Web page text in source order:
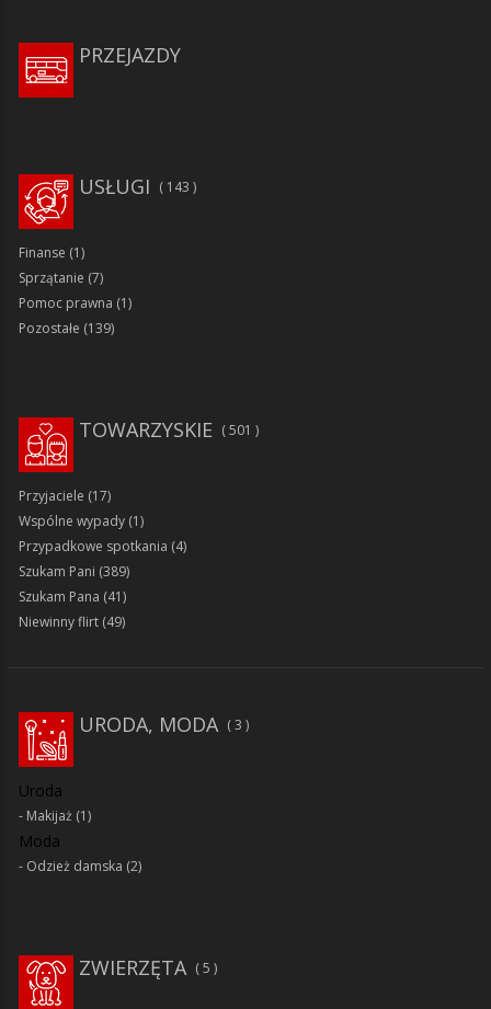
PRZEJAZDY
143
USŁUGI
Finanse (1)
Sprzątanie (7)
Pomoc prawna (1)
Pozostałe (139)
TOWARZYSKIE 501
Przyjaciele (17)
Wspólne wypady (1)
Przypadkowe spotkania (4)
Szukam Pani (389)
Szukam Pana (41)
Niewinny flirt (49)
URODA, MODA 3
Uroda
Makijaż (1)
Moda
Odzież damska (2)
ZWIERZĘTA 5